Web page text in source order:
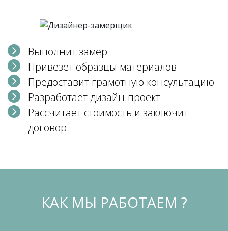
Выполнит замер
Привезет образцы материалов
Предоставит грамотную консультацию
Разработает дизайн-проект
Рассчитает стоимость и заключит
договор
КАК МЫ РАБОТАЕМ ?